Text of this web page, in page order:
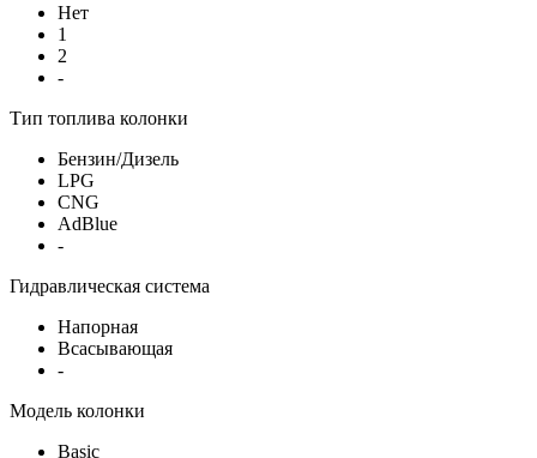
Нет
1
2
-
Тип топлива колонки
Бензин/Дизель
LPG
CNG
AdBlue
-
Гидравлическая система
Напорная
Всасывающая
-
Модель колонки
Basic